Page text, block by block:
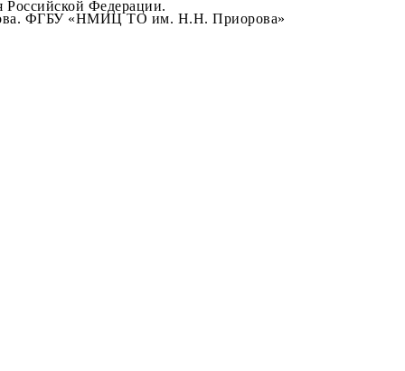
Российской Федерации.
ФГБУ «НМИЦ ТО им. Н.Н. Приорова»